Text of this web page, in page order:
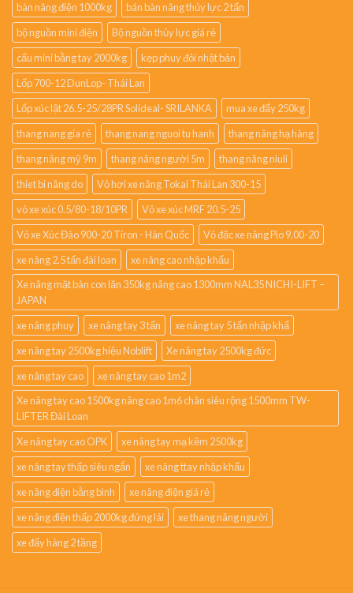
bàn nâng điện 1000kg
bán bàn nâng thủy lực 2 tấn
bộ nguồn mini điện
Bộ nguồn thủy lực giá rẻ
cẩu mini bằng tay 2000kg
kẹp phuy đôi nhật bản
Lốp 700-12 DunLop- Thái Lan
Lốp xúc lật 26.5-25/28PR Solideal- SRILANKA
mua xe đẩy 250kg
thang nang gia rẻ
thang nang nguoi tu hanh
thang nâng hạ hàng
thang nâng mỹ 9m
thang nâng người 5m
thang nâng niuli
thiet bi nâng do
Vỏ hơi xe nâng Tokai Thái Lan 300-15
vỏ xe xúc 0.5/80-18/10PR
Vỏ xe xúc MRF 20.5-25
Vỏ xe Xúc Đào 900-20 Tiron - Hàn Quốc
Vỏ đặc xe nâng Pio 9.00-20
xe nâng 2.5 tấn đài loan
xe nâng cao nhập khẩu
Xe nâng mặt bàn con lăn 350kg nâng cao 1300mm NAL35 NICHI-LIFT –
JAPAN
xe nâng phuy
xe nâng tay 3 tấn
xe nâng tay 5 tấn nhập khẩ
xe nâng tay 2500kg hiệu Noblift
Xe nâng tay 2500kg đức
xe nâng tay cao
xe nâng tay cao 1m2
Xe nâng tay cao 1500kg nâng cao 1m6 chân siêu rộng 1500mm TW-
LIFTER Đài Loan
Xe nâng tay cao OPK
xe nâng tay mạ kẽm 2500kg
xe nâng tay thấp siêu ngắn
xe nâng ttay nhập khẩu
xe nâng điện bằng bình
xe nâng điện giá rẻ
xe nâng điện thấp 2000kg đứng lái
xe thang nâng người
xe đẩy hàng 2 tầng